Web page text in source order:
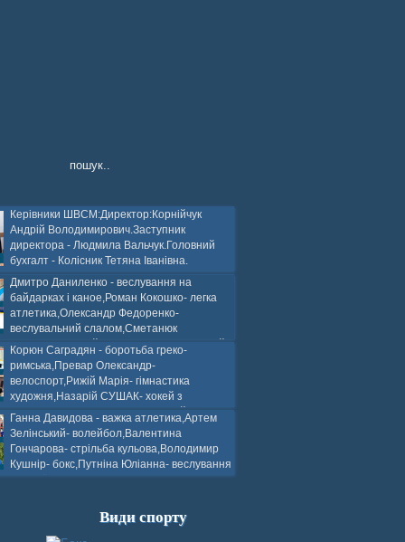
Керівники ШВСМ:Директор:Корнійчук
Андрій Володимирович.Заступник
директора - Людмила Вальчук.Головний
бухгалт - Колісник Тетяна Іванівна.
Дмитро Даниленко - веслування на
байдарках і каное,Роман Кокошко- легка
атлетика,Олександр Федоренко-
веслувальний слалом,Сметанюк
Володимир, Соломяний
на траві,Лейла Юсіфзаде- гімнастика
бокс,Нікіта БЕЛІК- хокей з шайбою.
Корюн Саградян - боротьба греко-
римська,Превар Олександр-
велоспорт,Рижій Марія- гімнастика
художня,Назарій СУШАК- хокей з
боротьба греко-римська,Сергій
Добротворська-
Якушева - волейбол.
Ганна Давидова - важка атлетика,Артем
Зелінський- волейбол,Валентина
Гончарова- стрільба кульова,Володимир
Кушнір- бокс,Путніна Юліанна- веслування
Види спорту